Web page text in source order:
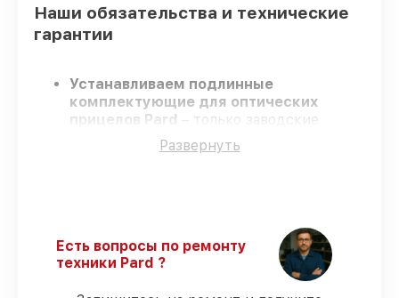
Наши обязательства и технические
гарантии
Устанавливаем подлинные
комплектующие для оптических
прицелов Pard
– только заводские
запчасти для вашей техники.
Опытные специалисты
– ремонт
оптических прицелов Pard без
бесконечных переносов.
– на все ремонт
Развернуть
Есть вопросы по ремонту
техники Pard ?